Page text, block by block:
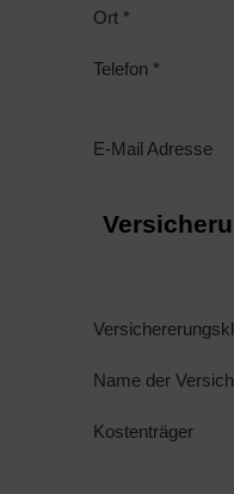
Ort *
Telefon *
E-Mail Adresse
Name der
Kostenträger